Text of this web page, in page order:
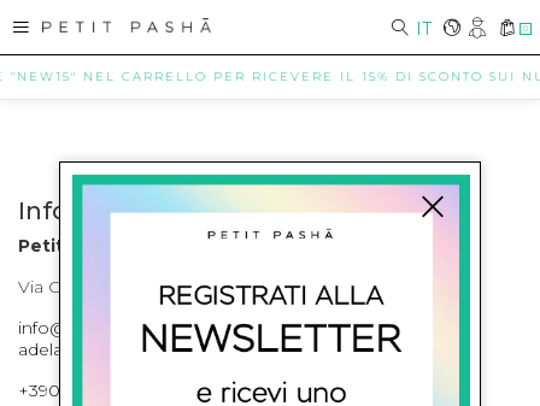
IT 0
"NEW15" NEL CARRELLO PER RICEVERE IL 15% DI SCONTO SUI
Info contatti
Petit Pasha
Via Cilea, 255 Napoli Corso Umberto I 301 Napoli
info@petitpasha.com, petitpasha@hotmail.it,
adelaide.petitpasha@hotmail.com
+39081643421 , +390812351280